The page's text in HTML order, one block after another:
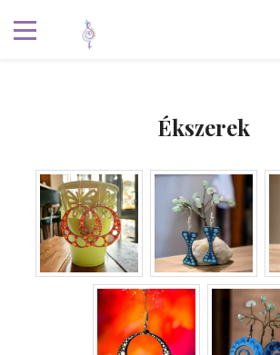
Ékszerek